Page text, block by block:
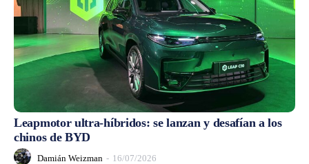
Leapmotor ultra-híbridos: se lanzan y desafían a los
chinos de BYD
Damián Weizman - 16/07/2026